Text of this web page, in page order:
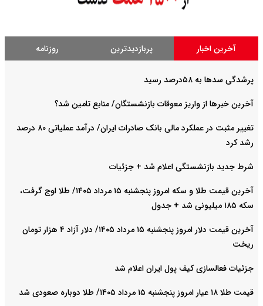
آخرین اخبار پربازدیدترین روزنامه
پرشدگی سدها به ۵۸درصد رسید
آخرین خبرها از واریز معوقات بازنشستگان/ منابع تامین شد؟
تغییر مثبت در عملکرد مالی بانک صادرات ایران/ درآمد عملیاتی ۸۰ درصد
رشد کرد
شرط جدید بازنشستگی اعلام شد + جزئیات
آخرین قیمت طلا و سکه امروز پنجشنبه ۱۵ مرداد ۱۴۰۵/ طلا اوج گرفت،
سکه ۱۸۵ میلیونی شد + جدول
آخرین قیمت دلار امروز پنجشنبه ۱۵ مرداد ۱۴۰۵/ دلار آزاد ۴ هزار تومان
ریخت
جزئیات فعالسازی کیف پول ایران اعلام شد
قیمت طلا ۱۸ عیار امروز پنجشنبه ۱۵ مرداد ۱۴۰۵/ طلا دوباره صعودی شد